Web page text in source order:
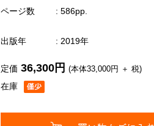
ページ数 : 586pp.
出版年 : 2019年
在庫
定価 36,300円 (本体33,000円 ＋ 税)